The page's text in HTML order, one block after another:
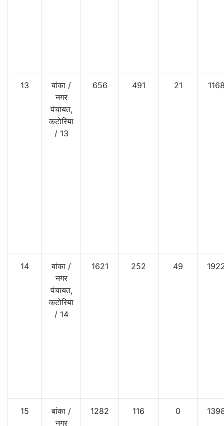
13 बांका /
नगर
पंचायत,
कटोरिया
/ 13
656 491 21
14 बांका /
नगर
पंचायत,
कटोरिया
/ 14
1621 252 49
15 बांका /
नगर
1282 116 0